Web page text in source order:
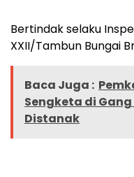
Bertindak selaku
XXII/Tambun Bungai
Baca Juga :
Sengketa di
Distanak